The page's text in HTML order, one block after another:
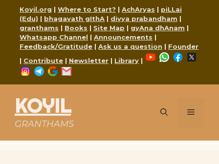
content
Koyil.org | Where to Start? | AchAryas | piLLai
(Edu) | bhagavath gIthA | divya prabandham |
granthams | Books | Site Map | gyAna dhAnam |
Whatsapp Channel | Announcements |
Feedback/Gratitude | Ask us a question | Founder
| Contribute | Newsletter | Library |
YouTubeWhatsApp
Facebook
Instagram
Telegram
Google
KOYIL
GRANTHAMS
Menu